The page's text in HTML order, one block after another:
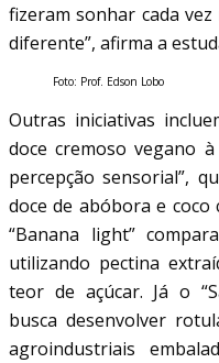
fizeram sonhar cada
diferente”, afirma a
Foto: Prof. Edson Lobo
Outras iniciativas
doce cremoso vegano
percepção sensorial”,
doce de abóbora e coco
“Banana light”
utilizando pectina
teor de açúcar. Já o
busca desenvolver
agroindustriais